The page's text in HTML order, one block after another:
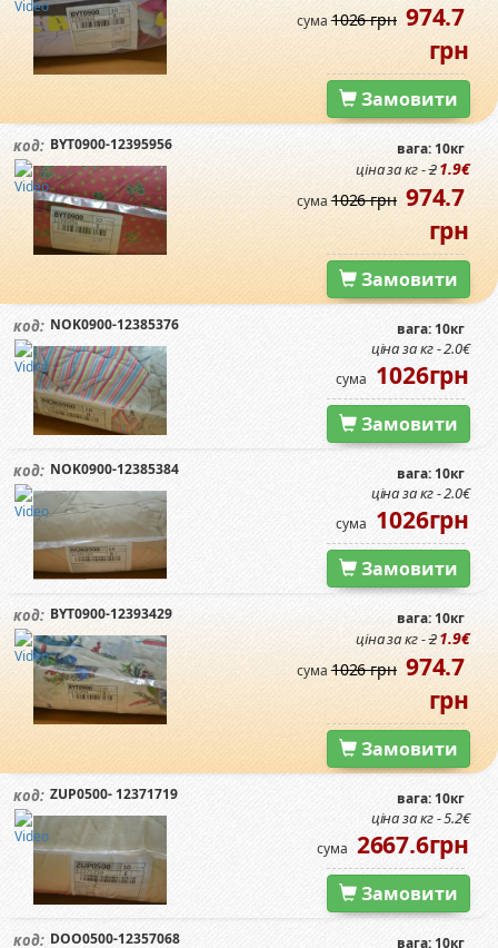
сума1026 грн 974.7
грн
Замовити
код: BYT0900-12395956 вага: 10кг
ціна за кг -21.9€
сума1026 грн 974.7
грн
Замовити
код: NOK0900-12385376 вага: 10кг
ціна за кг - 2.0€
сума 1026грн
Замовити
код: NOK0900-12385384 вага: 10кг
ціна за кг - 2.0€
сума 1026грн
Замовити
код: BYT0900-12393429 вага: 10кг
ціна за кг -21.9€
сума1026 грн 974.7
грн
Замовити
код: ZUP0500- 12371719 вага: 10кг
ціна за кг - 5.2€
сума 2667.6грн
Замовити
код: DOO0500-12357068 вага: 10кг